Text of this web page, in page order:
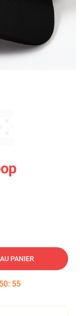
PANIER
50: 54